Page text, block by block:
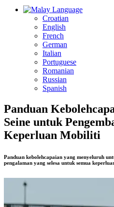
Language
Croatian
English
French
German
Italian
Portuguese
Romanian
Russian
Spanish
Panduan
Seine untuk
Keperluan Mobiliti
Panduan kebolehcapaian yang menyeluruh
pengalaman yang selesa untuk semua